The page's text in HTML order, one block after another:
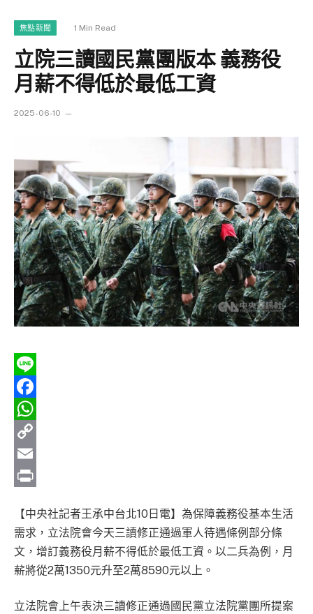
焦點新聞 1 Min Read
立院三讀國民黨團版本 義務役
月薪不得低於最低工資
2025-06-10
Line
Facebook
WhatsApp
Copy
Link
Email
【中央社記者王承中台北10日電】為保障義務役基本生活
需求，立法院會今天三讀修正通過軍人待遇條例部分條
文，增訂義務役月薪不得低於最低工資。以二兵為例，月
薪將從2萬1350元升至2萬8590元以上。
立法院會上午表決三讀修正通過國民黨立法院黨團所提案